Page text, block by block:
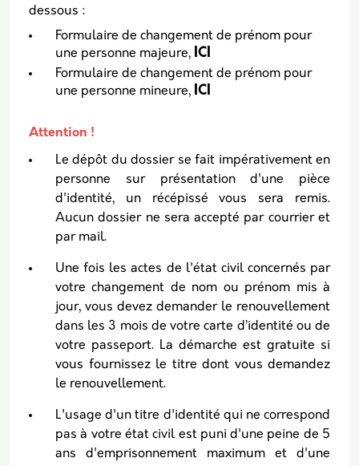
dessous :
Formulaire de changement de prénom pour
une personne majeure, ICI
Formulaire de changement de prénom pour
une personne mineure, ICI
Attention !
Le dépôt du dossier se fait impérativement en
personne sur présentation d'une pièce
d'identité, un récépissé vous sera remis.
Aucun dossier ne sera accepté par courrier et
par mail.
Une fois les actes de l'état civil concernés par
votre changement de nom ou prénom mis à
jour, vous devez demander le renouvellement
dans les 3 mois de votre carte d’identité ou de
votre passeport. La démarche est gratuite si
vous fournissez le titre dont vous demandez
le renouvellement.
L'usage d'un titre d'identité qui ne correspond
pas à votre état civil est puni d'une peine de 5
ans d'emprisonnement maximum et d'une